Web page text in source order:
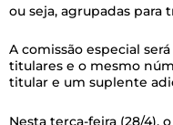
ou seja, agrupadas
A comissão especial
titulares e o mesmo
titular e um suplente
Nesta terça-feira (28/4),